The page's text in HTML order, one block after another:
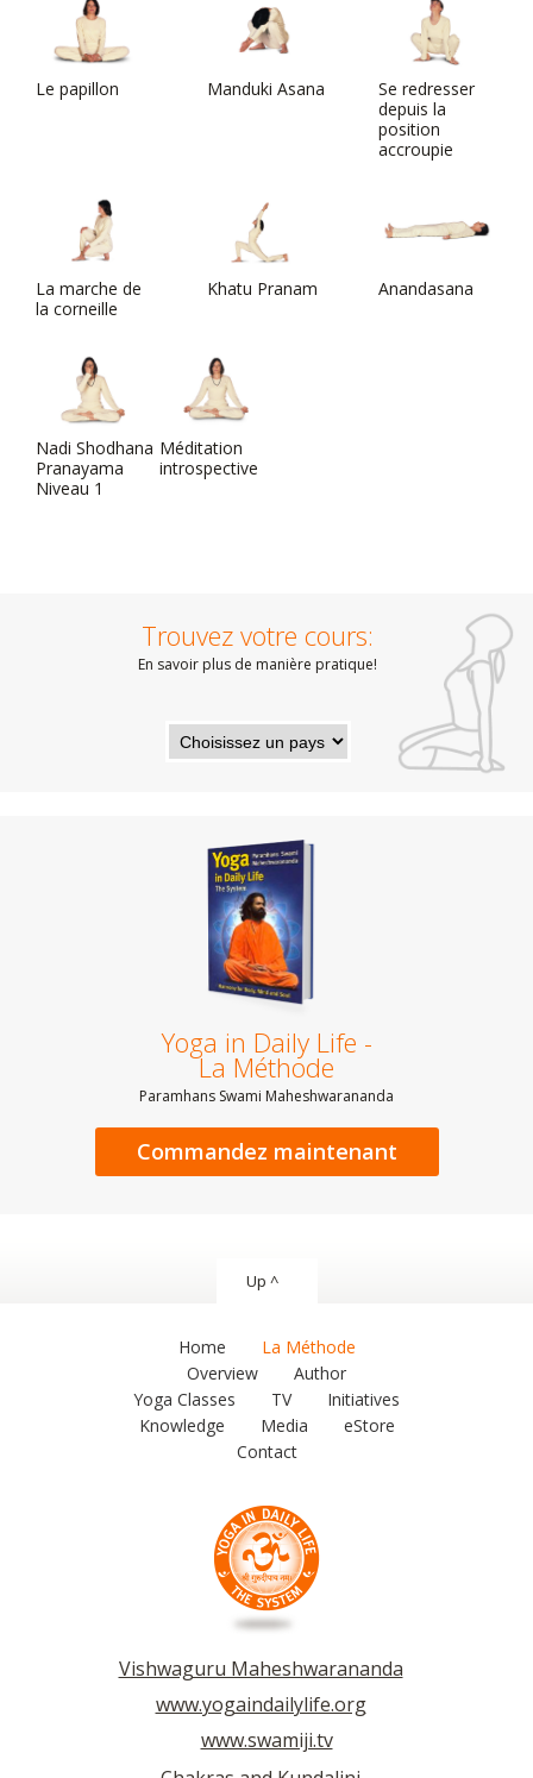
Le papillon Manduki Asana
Se redresser
depuis la
position
accroupie
La marche de
la corneille
Khatu Pranam Anandasana
Nadi Shodhana
Pranayama
Niveau 1
Méditation
introspective
Trouvez votre cours:
En savoir plus de manière pratique!
Yoga in Daily Life -
La Méthode
Paramhans Swami Maheshwarananda
Commandez maintenant
Up ^
Home
La Méthode
Overview
Author
Yoga Classes
TV
Initiatives
Knowledge
Media
eStore
Contact
Vishwaguru Maheshwarananda
www.yogaindailylife.org
www.swamiji.tv